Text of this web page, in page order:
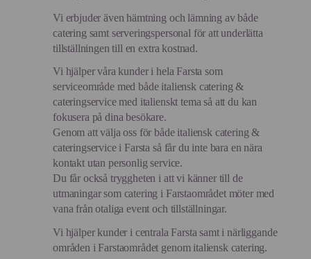
Vi erbjuder även hämtning och lämning av både
catering samt serveringspersonal för att underlätta
tillställningen till en extra kostnad.
Vi hjälper våra kunder i hela Farsta som
serviceområde med både italiensk catering &
cateringservice med italienskt tema så att du kan
fokusera på dina besökare.
Genom att välja oss för både italiensk catering &
cateringservice i Farsta så får du inte bara en nära
kontakt utan personlig service.
Du får också tryggheten i att vi känner till de
utmaningar som catering i Farstaområdet möter med
vana från otaliga event och tillställningar.
Vi hjälper kunder i centrala Farsta samt i närliggande
områden i Farstaområdet genom italiensk catering.